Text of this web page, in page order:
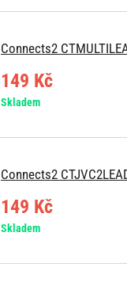
Connects2
149 Kč
Skladem
Connects2
149 Kč
Skladem